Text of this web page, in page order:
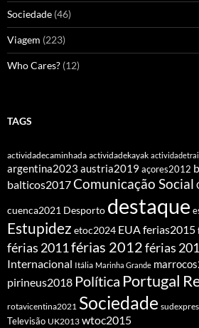
Sociedade (46)
Viagem (223)
Who Cares? (12)
TAGS
actividadecaminhada actividadekayak actividadetrail
argentina2023 austria2019 açores2012
balticos2017Comunicação Social
cuenca2021 Desporto destaque
Estupidez etoc2024 EUAferias2015
férias 2011férias 2012férias
Internacional Itália Marinha Grande
pirineus2018 Política Portugal
rotavicentina2021 Sociedade
Televisão UK2013 wtoc2015